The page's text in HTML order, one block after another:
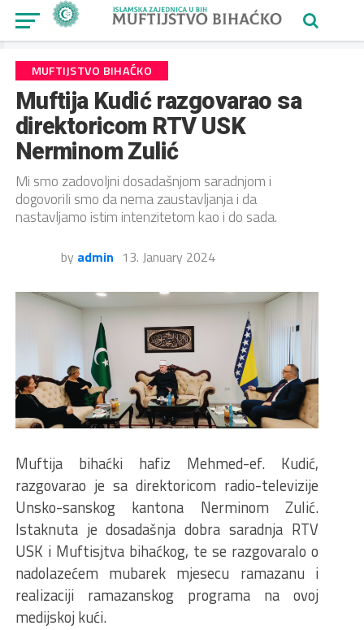
MUFTIJSTVO BIHAĆKO
Muftija Kudić razgovarao sa
direktoricom RTV USK
Nerminom Zulić
Mi smo zadovoljni dosadašnjom saradnjom i
dogovorili smo da nema zaustavljanja i da
nastavljamo istim intenzitetom kao i do sada.
by admin 13. January 2024
Muftija bihaćki hafiz Mehmed-ef. Kudić,
razgovarao je sa direktoricom radio-televizije
Unsko-sanskog kantona Nerminom Zulić.
Istaknuta je dosadašnja dobra saradnja RTV
USK i Muftisjtva bihaćkog, te se razgovaralo o
nadolazećem mubarek mjesecu ramazanu i
realizaciji ramazanskog programa na ovoj
medijskoj kući.